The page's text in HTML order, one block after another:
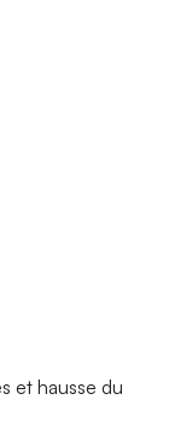
et hausse du